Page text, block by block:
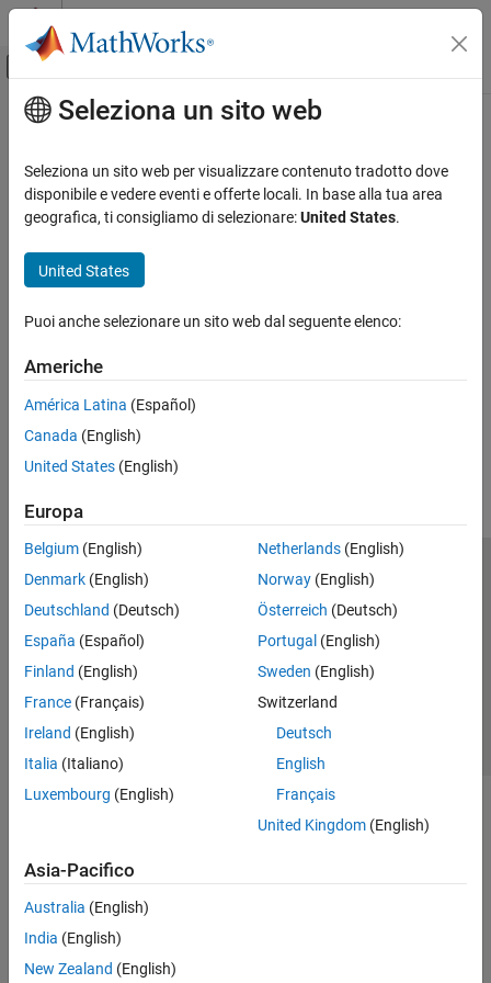
Vai al contenuto
Attiva/disattiva menu di navigazione
Pagina iniziale della documentazione
Contenuto principale
Seleziona un sito web
Seleziona un sito web per visualizzare contenuto tradotto dove
disponibile e vedere eventi e offerte locali. In base alla tua area
geografica, ti consigliamo di selezionare:United States.
United States
Puoi anche selezionare un sito web dal seguente elenco:
Americhe
América Latina (Español)
Canada (English)
United States (English)
Europa
Belgium (English)
Denmark (English)
Deutschland (Deutsch)
España (Español)
Finland (English)
France (Français)
Ireland (English)
Italia (Italiano)
Luxembourg (English)
Netherlands(English)
Norway(English)
Österreich (Deutsch)
Portugal (English)
Sweden (English)
Switzerland
Deutsch
English
Français
United Kingdom(English)
Asia-Pacifico
Australia (English)
India (English)
New Zealand (English)
Centro di fiducia
Informativa sulla privacy
Antipirateria
Stato dell'applicazione
Contatti
© 1994-2026 The MathWorks, Inc.